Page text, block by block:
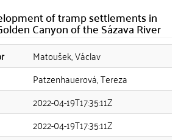
of tramp settlements in
Canyon of the Sázava River
Matoušek, Václav
Patzenhauerová, Tereza
2022-04-19T17:35:11Z
2022-04-19T17:35:11Z